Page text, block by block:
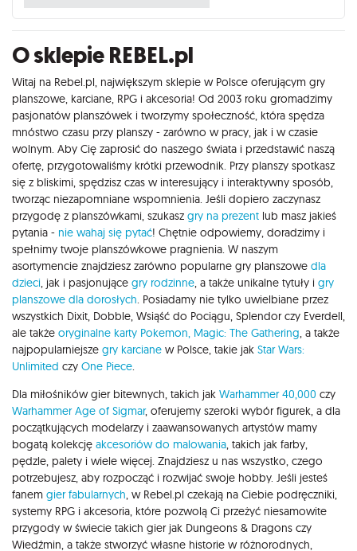
O sklepie REBEL.pl
Witaj na Rebel.pl, największym sklepie w Polsce oferującym gry
planszowe, karciane, RPG i akcesoria! Od 2003 roku gromadzimy
pasjonatów planszówek i tworzymy społeczność, która spędza
mnóstwo czasu przy planszy - zarówno w pracy, jak i w czasie
wolnym. Aby Cię zaprosić do naszego świata i przedstawić naszą
ofertę, przygotowaliśmy krótki przewodnik. Przy planszy spotkasz
się z bliskimi, spędzisz czas w interesujący i interaktywny sposób,
tworząc niezapomniane wspomnienia. Jeśli dopiero zaczynasz
przygodę z planszówkami, szukasz gry na prezent lub masz jakieś
pytania - nie wahaj się pytać! Chętnie odpowiemy, doradzimy i
spełnimy twoje planszówkowe pragnienia. W naszym
asortymencie znajdziesz zarówno popularne gry planszowe dla
dzieci , jak i pasjonujące gry rodzinne , a także unikalne tytuły i gry
planszowe dla dorosłych . Posiadamy nie tylko uwielbiane przez
wszystkich Dixit, Dobble, Wsiąść do Pociągu, Splendor czy Everdell,
ale także oryginalne karty Pokemon, Magic: The Gathering , a także
najpopularniejsze gry karciane w Polsce, takie jak Star Wars:
Unlimited czy One Piece
Dla miłośników gier bitewnych, takich jak Warhammer 40,000 czy
Warhammer Age of Sigmar, oferujemy szeroki wybór figurek, a dla
początkujących modelarzy i zaawansowanych artystów mamy
bogatą kolekcję akcesoriów do malowania , takich jak farby,
pędzle, palety i wiele więcej. Znajdziesz u nas wszystko, czego
potrzebujesz, aby rozpocząć i rozwijać swoje hobby. Jeśli jesteś
fanem gier fabularnych , w Rebel.pl czekają na Ciebie podręczniki,
systemy RPG i akcesoria, które pozwolą Ci przeżyć niesamowite
przygody w świecie takich gier jak Dungeons & Dragons czy
Wiedźmin, a także stworzyć własne historie w różnorodnych,